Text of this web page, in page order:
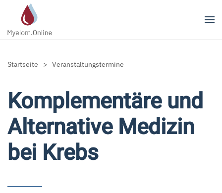
Zum Hauptinhalt springen
Startseite Veranstaltungstermine
Komplementäre und
Alternative Medizin
bei Krebs